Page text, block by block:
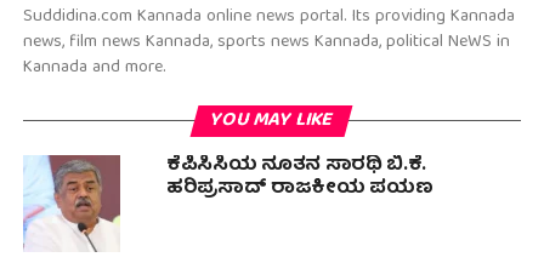
Suddidina.com Kannada online news portal. Its providing Kannada
news, film news Kannada, sports news Kannada, political NeWS in
Kannada and more.
YOU MAY LIKE
ಕೆಪಿಸಿಸಿಯ ನೂತನ ಸಾರಥಿ ಬಿ.ಕೆ.
ಹರಿಪ್ರಸಾದ್ ರಾಜಕೀಯ ಪಯಣ